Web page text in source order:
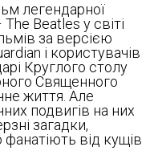
легендарної
Beatles у світі
за версією
і користувачів
Круглого столу
Священного
життя. Але
подвигів на них
загадки,
від кущів